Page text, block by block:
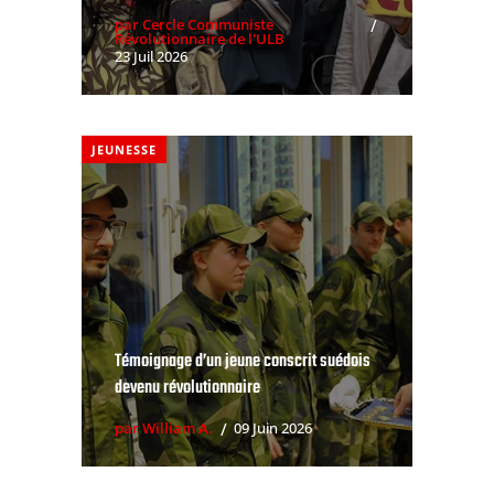
par Cercle Communiste
Révolutionnaire de l'ULB
23 Juil 2026
JEUNESSE
Témoignage d’un jeune conscrit suédois
devenu révolutionnaire
par William A. 09 Juin 2026